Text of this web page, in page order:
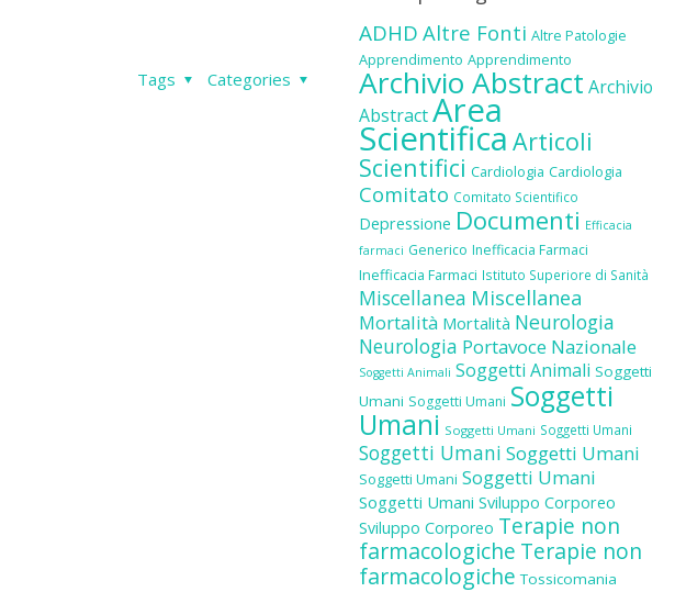
Categories
Tags
ADHD Altre Fonti Altre Patologie
Apprendimento Apprendimento
Archivio Abstract Archivio
AbstractArea
Scientifica Articoli
Scientifici Cardiologia Cardiologia
Comitato Comitato Scientifico
Depressione Documenti Efficacia
farmaci Generico Inefficacia Farmaci
Inefficacia Farmaci Istituto Superiore di Sanità
Miscellanea Miscellanea
Mortalità Mortalità Neurologia
Neurologia Portavoce Nazionale
Soggetti Animali Soggetti Animali Soggetti
Umani Soggetti Umani Soggetti
Umani Soggetti Umani Soggetti Umani
Soggetti Umani Soggetti Umani
Soggetti Umani Soggetti Umani
Soggetti Umani Sviluppo Corporeo
Sviluppo Corporeo Terapie non
farmacologiche Terapie non
farmacologiche Tossicomania